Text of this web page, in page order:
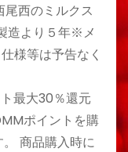
西のミルクス
造より５年※メ
様等は予告なく
大30％還元
ポイントを購
商品購入時に